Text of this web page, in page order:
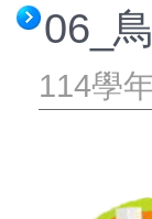
06_
114學